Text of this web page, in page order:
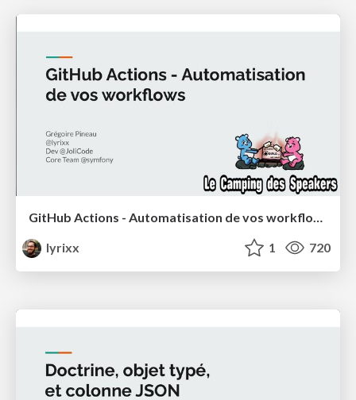
GitHub Actions - Automatisation de vos workflows
lyrixx
1 720